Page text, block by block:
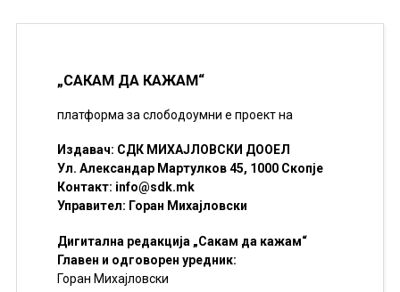
„САКАМ ДА КАЖАМ“
платформа за слободоумни е проект на
Издавач: СДК МИХАЈЛОВСКИ ДООЕЛ
Ул. Александар Мартулков 45, 1000 Скопје
Контакт: info@sdk.mk
Управител: Горан Михајловски
Дигитална редакција „Сакам да кажам“
Главен и одговорен уредник:
Горан Михајловски